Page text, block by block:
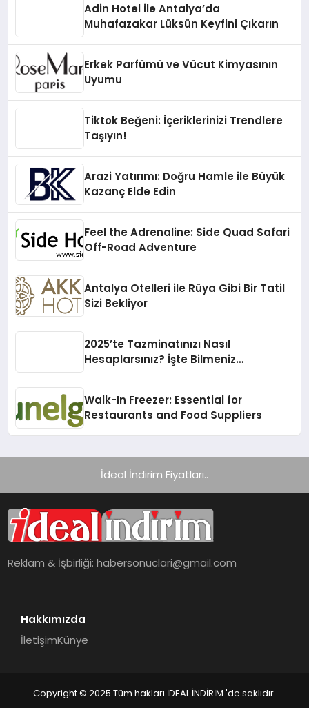
Adin Hotel ile Antalya’da
Muhafazakar Lüksün Keyfini Çıkarın
Erkek Parfümü ve Vücut Kimyasının
Uyumu
Tiktok Beğeni: İçeriklerinizi Trendlere
Taşıyın!
Arazi Yatırımı: Doğru Hamle ile Büyük
Kazanç Elde Edin
Feel the Adrenaline: Side Quad Safari
Off-Road Adventure
Antalya Otelleri ile Rüya Gibi Bir Tatil
Sizi Bekliyor
2025’te Tazminatınızı Nasıl
Hesaplarsınız? İşte Bilmeniz
Walk-In Freezer: Essential for
Restaurants and Food Suppliers
İdeal İndirim Fiyatları..
Reklam & İşbirliği:habersonuclari@gmail.com
Hakkımızda
İletişimKünye
Copyright © 2025 Tüm hakları İDEAL İNDİRİM 'de saklıdır.